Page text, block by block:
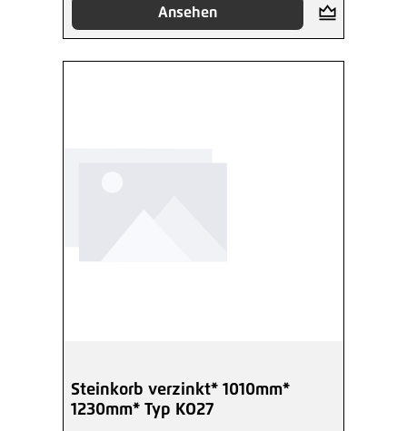
Ansehen
Steinkorb verzinkt* 1010mm*
1230mm* Typ KO27